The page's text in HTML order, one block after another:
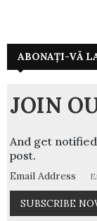
ABONAȚI-VĂ
JOIN
And get
post.
Email Address